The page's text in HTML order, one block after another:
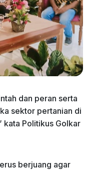
dan peran serta
sektor pertanian di
kata Politikus Golkar
berjuang agar